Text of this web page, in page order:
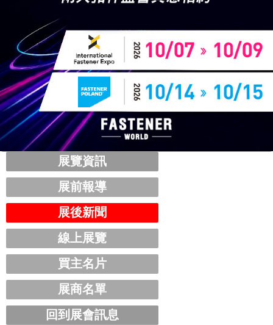
展覽資訊
展前報導
展後新聞
線上展覽
買主名片
展商名單
回到展會訊息